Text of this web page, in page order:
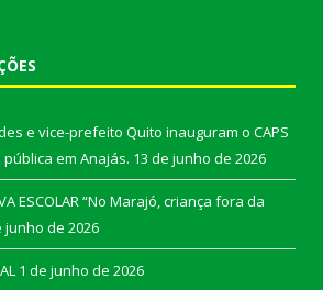
e vice-prefeito Quito inauguram o CAPS
em Anajás. 13 de junho de 2026
ESCOLAR “No Marajó, criança fora da
junho de 2026
1 de junho de 2026